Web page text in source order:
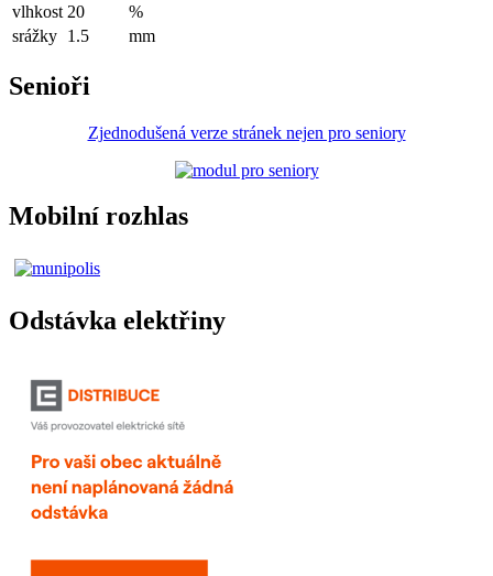
vlhkost 20
%
srážky 1.5 mm
Senioři
Zjednodušená verze stránek nejen pro seniory
Mobilní rozhlas
Odstávka elektřiny